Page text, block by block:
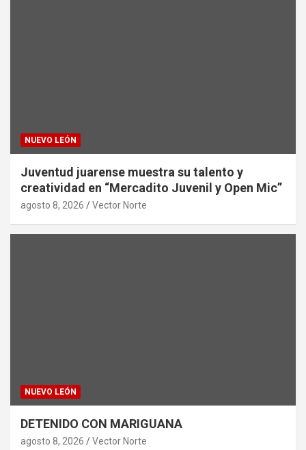
NUEVO LEÓN
Juventud juarense muestra su talento y
creatividad en “Mercadito Juvenil y Open Mic”
agosto 8, 2026 Vector Norte
NUEVO LEÓN
DETENIDO CON MARIGUANA
agosto 8, 2026 Vector Norte